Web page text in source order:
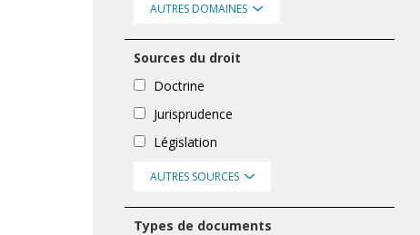
AUTRES DOMAINES
Sources du droit
Doctrine
Jurisprudence
Législation
AUTRES SOURCES
Types de documents